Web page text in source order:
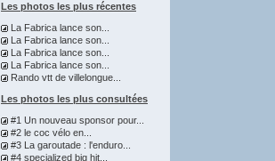
Les photos les plus récentes
La Fabrica lance son...
La Fabrica lance son...
La Fabrica lance son...
La Fabrica lance son...
Rando vtt de villelongue...
Les photos les plus consultées
#1 Un nouveau sponsor pour...
#2 le coc vélo en...
#3 La garoutade : l'enduro...
#4 specialized big hit...